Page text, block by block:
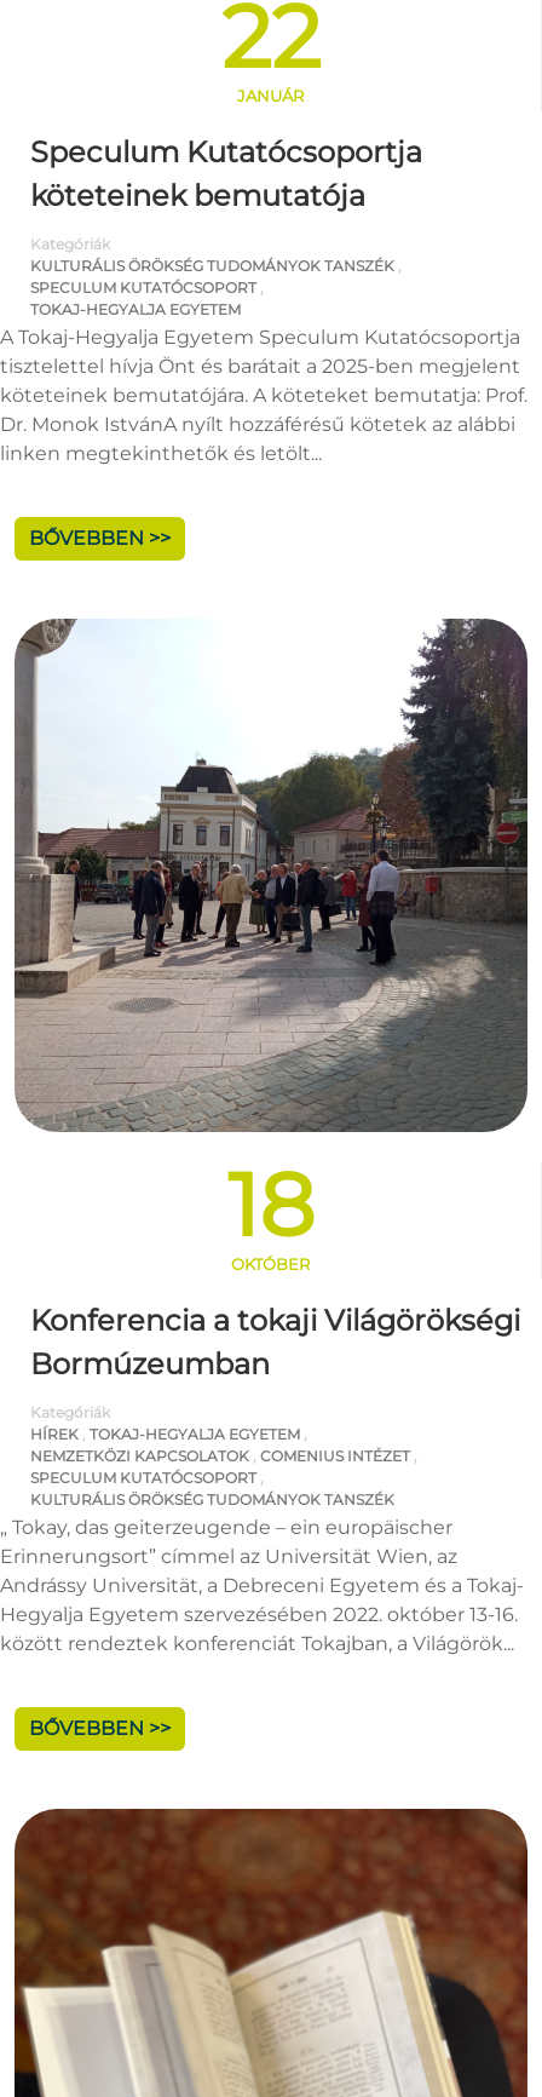
22
JANUÁR
Speculum Kutatócsoportja
köteteinek bemutatója
Kategóriák
KULTURÁLIS ÖRÖKSÉG TUDOMÁNYOK TANSZÉK ,
SPECULUM KUTATÓCSOPORT,
TOKAJ-HEGYALJA EGYETEM
A Tokaj-Hegyalja Egyetem Speculum Kutatócsoportja
tisztelettel hívja Önt és barátait a 2025-ben megjelent
köteteinek bemutatójára. A köteteket bemutatja: Prof.
Dr. Monok IstvánA nyílt hozzáférésű kötetek az alábbi
linken megtekinthetők és letölt...
BŐVEBBEN >>
18
OKTÓBER
Konferencia a tokaji Világörökségi
Bormúzeumban
Kategóriák
HÍREK , TOKAJ-HEGYALJA EGYETEM ,
NEMZETKÖZI KAPCSOLATOK , COMENIUS INTÉZET,
SPECULUM KUTATÓCSOPORT,
KULTURÁLIS ÖRÖKSÉG TUDOMÁNYOK TANSZÉK
„ Tokay, das geiterzeugende – ein europäischer
Erinnerungsort” címmel az Universität Wien, az
Andrássy Universität, a Debreceni Egyetem és a Tokaj-
Hegyalja Egyetem szervezésében 2022. október 13-16.
között rendeztek konferenciát Tokajban, a Világörök...
BŐVEBBEN >>